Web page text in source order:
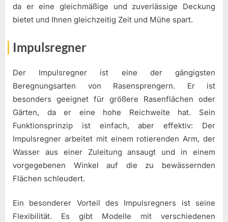
da er eine gleichmäßige und zuverlässige Deckung
bietet und Ihnen gleichzeitig Zeit und Mühe spart.
Impulsregner
Der Impulsregner ist eine der gängigsten
Beregnungsarten von Rasensprengern. Er ist
besonders geeignet für größere Rasenflächen oder
Gärten, da er eine hohe Reichweite hat. Sein
Funktionsprinzip ist einfach, aber effektiv: Der
Impulsregner arbeitet mit einem rotierenden Arm, der
Wasser aus einer Zuleitung ansaugt und in einem
vorgegebenen Winkel auf die zu bewässernden
Flächen schleudert.
Ein besonderer Vorteil des Impulsregners ist seine
Flexibilität. Es gibt Modelle mit verschiedenen